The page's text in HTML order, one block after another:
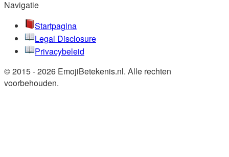
Navigatie
Startpagina
Legal Disclosure
Privacybeleid
© 2015 - 2026 EmojiBetekenis.nl. Alle rechten
voorbehouden.